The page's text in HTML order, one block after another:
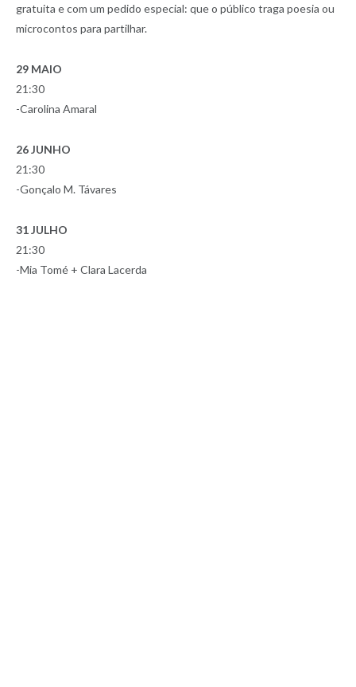
gratuita e com um pedido especial: que o público traga poesia ou
microcontos para partilhar.
29 MAIO
21:30
-Carolina Amaral
26 JUNHO
21:30
-Gonçalo M. Távares
31 JULHO
21:30
-Mia Tomé + Clara Lacerda